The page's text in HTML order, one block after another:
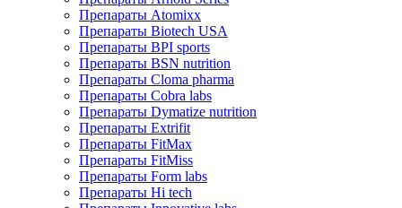
Препараты Atomixx
Препараты Biotech USA
Препараты BPI sports
Препараты BSN nutrition
Препараты Cloma pharma
Препараты Cobra labs
Препараты Dymatize nutrition
Препараты Extrifit
Препараты FitMax
Препараты FitMiss
Препараты Form labs
Препараты Hi tech